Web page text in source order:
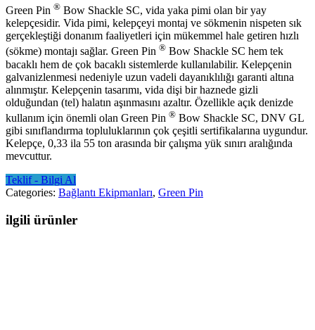
Green Pin ® Bow Shackle SC, vida yaka pimi olan bir yay
kelepçesidir. Vida pimi, kelepçeyi montaj ve sökmenin nispeten sık
gerçekleştiği donanım faaliyetleri için mükemmel hale getiren hızlı
(sökme) montajı sağlar. Green Pin ® Bow Shackle SC hem tek
bacaklı hem de çok bacaklı sistemlerde kullanılabilir. Kelepçenin
galvanizlenmesi nedeniyle uzun vadeli dayanıklılığı garanti altına
alınmıştır. Kelepçenin tasarımı, vida dişi bir haznede gizli
olduğundan (tel) halatın aşınmasını azaltır. Özellikle açık denizde
kullanım için önemli olan Green Pin ® Bow Shackle SC, DNV GL
gibi sınıflandırma topluluklarının çok çeşitli sertifikalarına uygundur.
Kelepçe, 0,33 ila 55 ton arasında bir çalışma yük sınırı aralığında
mevcuttur.
Teklif - Bilgi Al
Categories: Bağlantı Ekipmanları, Green Pin
ilgili ürünler